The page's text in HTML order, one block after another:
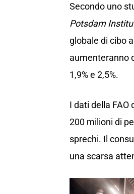
Secondo uno
Potsdam
globale di cibo
aumenteranno
1,9% e 2,5%.
I dati della
200 milioni di
sprechi. Il
una scarsa